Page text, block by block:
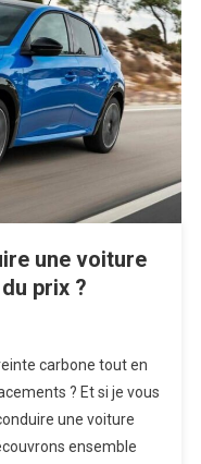
une voiture
prix ?
carbone tout en
? Et si je vous
une voiture
ensemble